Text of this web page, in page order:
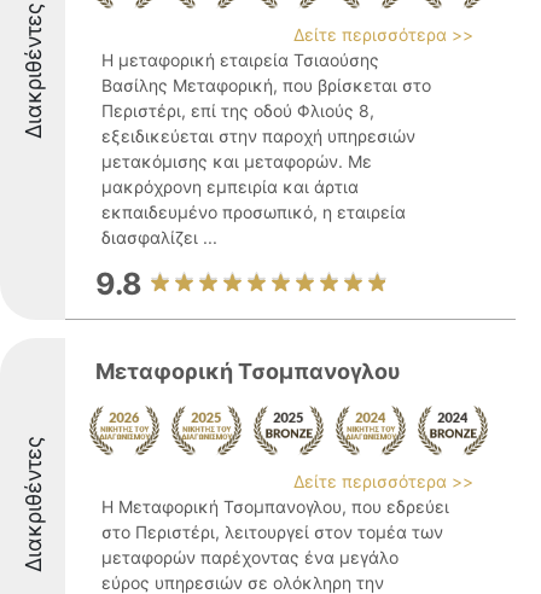
Διακριθέντες
Δείτε περισσότερα >>
Η μεταφορική εταιρεία Τσιαούσης
Βασίλης Μεταφορική, που βρίσκεται στο
Περιστέρι, επί της οδού Φλιούς 8,
εξειδικεύεται στην παροχή υπηρεσιών
μετακόμισης και μεταφορών. Με
μακρόχρονη εμπειρία και άρτια
εκπαιδευμένο προσωπικό, η εταιρεία
διασφαλίζει ...
9.8
Διακριθέντες
Μεταφορική Τσομπανογλου
Δείτε περισσότερα >>
Η Μεταφορική Τσομπανογλου, που εδρεύει
στο Περιστέρι, λειτουργεί στον τομέα των
μεταφορών παρέχοντας ένα μεγάλο
εύρος υπηρεσιών σε ολόκληρη την